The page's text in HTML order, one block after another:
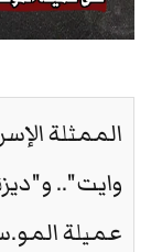
الممثلة
وايت"..
عميلة